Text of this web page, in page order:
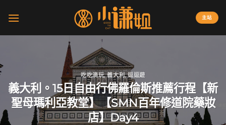
主站
吃吃滴玩,義大利,逗逗遊
義大利。15日自由行佛羅倫斯推薦行程【新
聖母瑪利亞教堂】【SMN百年修道院藥妝
店】Day4